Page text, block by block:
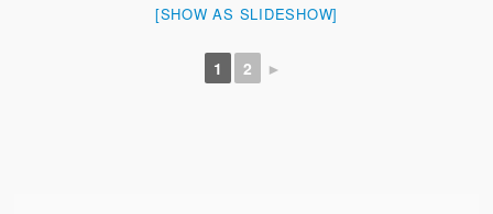
[SHOW AS SLIDESHOW]
1 2 ►